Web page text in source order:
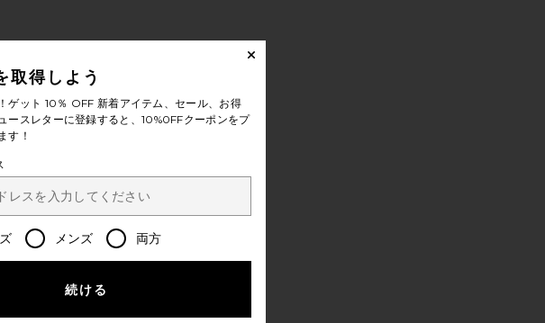
取得しよう
ゲット 10％ OFF 新着アイテム、セール、お得
ースレターに登録すると、10%0FFクーポンをプ
す！
メンズ 両方
続ける